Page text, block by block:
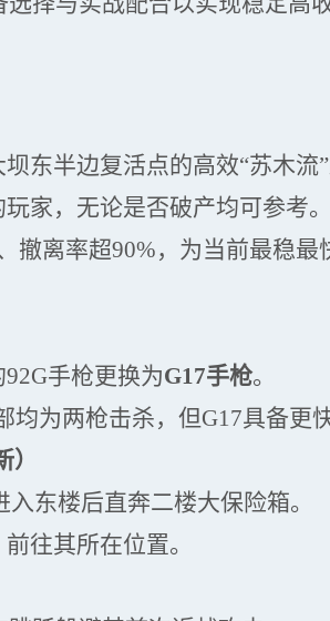
东半边复活点的高效“苏木流
家，无论是否破产均可参考。
撤离率超90%，为当前最稳最
92G手枪更换为G17手枪。
均为两枪击杀，但G17具备更
入东楼后直奔二楼大保险箱。
往其所在位置。